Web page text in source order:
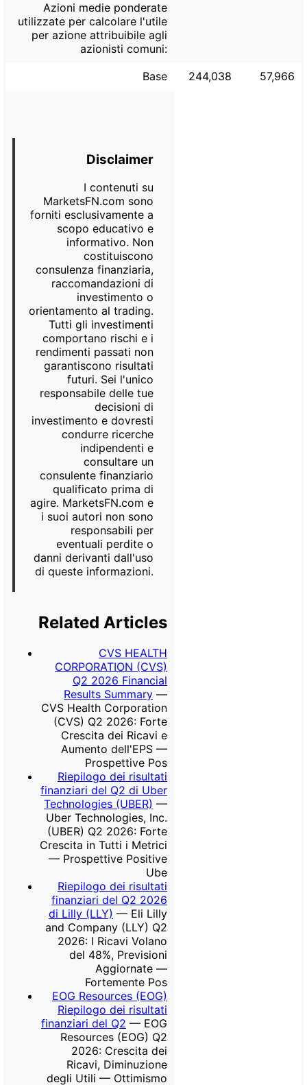
Azioni medie ponderate
utilizzate per calcolare l'utile
per azione attribuibile agli
azionisti comuni:
Base
244,038 57,966
Disclaimer
I contenuti su
MarketsFN.com sono
forniti esclusivamente a
scopo educativo e
informativo. Non
costituiscono
consulenza finanziaria,
raccomandazioni di
investimento o
orientamento al trading.
Tutti gli investimenti
comportano rischi e i
rendimenti passati non
garantiscono risultati
futuri. Sei l'unico
responsabile delle tue
decisioni di
investimento e dovresti
condurre ricerche
indipendenti e
consultare un
consulente finanziario
qualificato prima di
agire. MarketsFN.com e
i suoi autori non sono
responsabili per
eventuali perdite o
danni derivanti dall'uso
di queste informazioni.
Related Articles
CVS HEALTH
CORPORATION (CVS)
Q2 2026 Financial
Results Summary —
CVS Health Corporation
(CVS) Q2 2026: Forte
Crescita dei Ricavi e
Aumento dell'EPS —
Prospettive Pos
Riepilogo dei risultati
finanziari del Q2 di Uber
Technologies (UBER) —
Uber Technologies, Inc.
(UBER) Q2 2026: Forte
Crescita in Tutti i Metrici
— Prospettive Positive
Ube
Riepilogo dei risultati
finanziari del Q2 2026
di Lilly (LLY) — Eli Lilly
and Company (LLY) Q2
2026: I Ricavi Volano
del 48%, Previsioni
Aggiornate —
Fortemente Pos
EOG Resources (EOG)
Riepilogo dei risultati
finanziari del Q2 — EOG
Resources (EOG) Q2
2026: Crescita dei
Ricavi, Diminuzione
degli Utili — Ottimismo